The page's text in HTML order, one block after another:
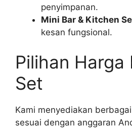
penyimpanan.
Mini Bar & Kitchen
kesan fungsional.
Pilihan Harga
Set
Kami menyediakan
sesuai dengan anggaran